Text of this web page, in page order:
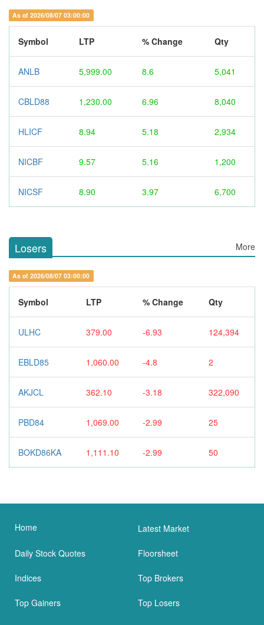
As of 2026/08/07 03:00:00
Symbol LTP % Change Qty
ANLB 5,999.00 8.6 5,041
CBLD88 1,230.00 6.96 8,040
HLICF 8.94 5.18 2,934
NICBF 9.57 5.16 1,200
NICSF 8.90 3.97 6,700
Losers More
As of 2026/08/07 03:00:00
Symbol LTP % Change Qty
ULHC 379.00 -6.93 124,394
EBLD85 1,060.00 -4.8 2
AKJCL 362.10 -3.18 322,090
PBD84 1,069.00 -2.99 25
BOKD86KA 1,111.10 -2.99 50
Home Latest Market
Daily Stock Quotes Floorsheet
Indices Top Brokers
Top Gainers Top Losers